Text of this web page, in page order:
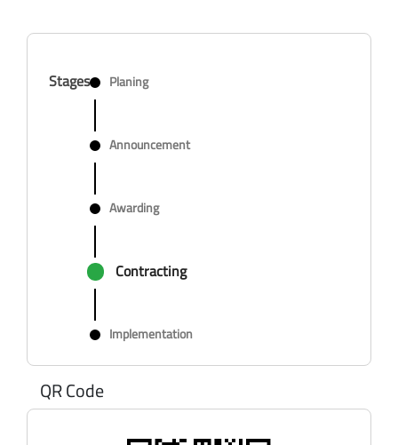
Stages Planing
Announcement
Awarding
Contracting
Implementation
QR Code